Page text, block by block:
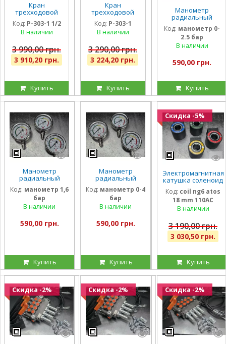
Кран
трехходовой
гидравлический
Badestnost G1
1/2, 1 1/2 дюйма,
мин
Код: P-303-1 1/2
В наличии
3 990,00 грн.
3 910,20 грн.
Купить
Кран
трехходовой
гидравлический
Badestnost G1
1″, 350 бар, 180
дивертор
Код: P-303-1
В наличии
3 290,00 грн.
3 224,20 грн.
Купить
Манометр
радиальный
глицириновый
виброустойчивый
63мм 0-2,5 Бар
Италия
Код: манометр 0-
2.5 бар
В наличии
590,00 грн.
Купить
Манометр
радиальный
глицириновый
виброустойчивый
63мм 1,6 Бар
Италия
Код: манометр 1,6
бар
В наличии
590,00 грн.
Купить
Манометр
радиальный
глицириновый
виброустойчивый
63мм 0-4 Бар
Италия
Код: манометр 0-4
бар
В наличии
590,00 грн.
Купить
Скидка -5%
Электромагнитная
катушка соленоид
Atos 110 Вольт
внутренний
диаметр 18мм
длина 40 мм
Код: coil ng6 atos
18 mm 110AC
В наличии
3 190,00 грн.
3 030,50 грн.
Купить
Скидка -2% Скидка -2% Скидка -2%